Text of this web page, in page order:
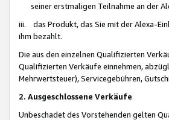
seiner erstmaligen Teilnahme an der
iii. das Produkt, das Sie mit der Alexa-
ihm bezahlt.
Die aus den einzelnen Qualifizierten
Qualifizierten Verkäufe einnehmen,
Mehrwertsteuer), Servicegebühren,
2. Ausgeschlossene Verkäufe
Unbeschadet des Vorstehenden gelten